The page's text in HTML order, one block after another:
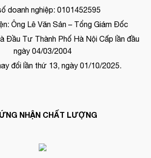
doanh nghiệp: 0101452595
Ông Lê Văn Sản – Tổng Giám Đốc
Đầu Tư Thành Phố Hà Nội Cấp lần đầu
ngày 04/03/2004
đổi lần thứ 13, ngày 01/10/2025.
NHẬN CHẤT LƯỢNG